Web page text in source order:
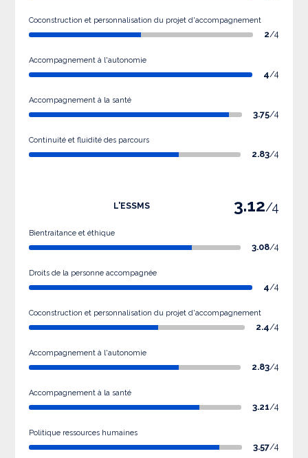
Coconstruction et personnalisation du projet d'accompagnement
2/4
Accompagnement à l'autonomie
4/4
Accompagnement à la santé
3.75/4
Continuité et fluidité des parcours
2.83/4
L'ESSMS 3.12/4
Bientraitance et éthique
3.08/4
Droits de la personne accompagnée
4/4
Coconstruction et personnalisation du projet d'accompagnement
2.4/4
Accompagnement à l'autonomie
2.83/4
Accompagnement à la santé
3.21/4
Politique ressources humaines
3.57/4